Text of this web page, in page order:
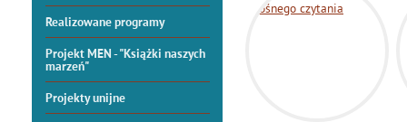
Realizowane programy
Projekt MEN - "Książki naszych
marzeń"
Projekty unijne